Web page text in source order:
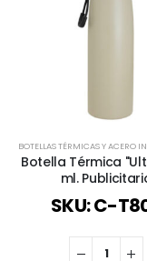
BOTELLAS TÉRMICAS Y ACERO
Botella Térmica
ml.
SKU: C-